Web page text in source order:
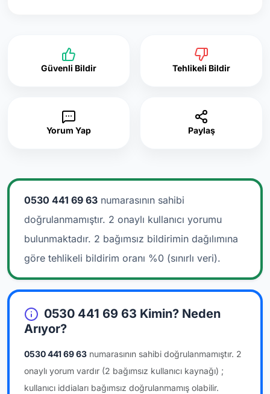
Güvenli Bildir Tehlikeli Bildir
Yorum Yap Paylaş
0530 441 69 63 numarasının sahibi
doğrulanmamıştır. 2 onaylı kullanıcı yorumu
bulunmaktadır. 2 bağımsız bildirimin dağılımına
göre tehlikeli bildirim oranı %0 (sınırlı veri).
0530 441 69 63 Kimin? Neden
Arıyor?
0530 441 69 63 numarasının sahibi doğrulanmamıştır. 2
onaylı yorum vardır (2 bağımsız kullanıcı kaynağı) ;
kullanıcı iddiaları bağımsız doğrulanmamış olabilir.